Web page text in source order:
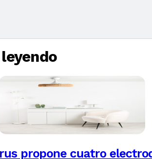
propone cuatro